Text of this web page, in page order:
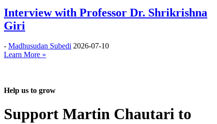
Interview with Professor Dr. Shrikrishna
Giri
- Madhusudan Subedi 2026-07-10
Learn More »
Help us to grow
Support Martin Chautari to